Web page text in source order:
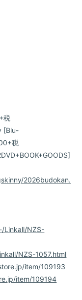
税
[Blu-
税
2026budokan.
Linkall/NZS-
NZS-1057.html
item/109193
item/109194